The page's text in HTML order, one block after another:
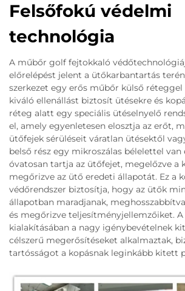
Felsőfokú védelmi
technológia
A műbőr golf fejtokkaló
előrelépést jelent a ütőkarbantartás
szerkezet egy erős műbőr külső réteggel
kiváló ellenállást biztosít ütésekre és
réteg alatt egy speciális ütéselnyelő
el, amely egyenletesen elosztja az erőt,
ütőfejek sérüléseit váratlan ütésektől
belső rész egy mikroszálas bélelettel van
óvatosan tartja az ütőfejet, megelőzve a
megőrizve az ütő eredeti állapotát. Ez a
védőrendszer biztosítja, hogy az ütők
állapotban maradjanak,
és megőrizve teljesítményjellemzőiket.
kialakításában a nagy igénybevételnek
célszerű megerősítéseket alkalmaztak,
tartósságot a kopásnak leginkább kitett